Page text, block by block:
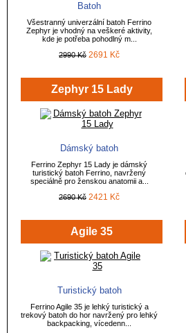
Batoh
Všestranný univerzální batoh Ferrino
Zephyr je vhodný na veškeré aktivity,
kde je potřeba pohodlný m...
2990 Kč 2691 Kč
Zephyr 15 Lady
Dámský batoh
Ferrino Zephyr 15 Lady je dámský
turistický batoh Ferrino, navržený
speciálně pro ženskou anatomii a...
2690 Kč 2421 Kč
Agile 35
Turistický batoh
Ferrino Agile 35 je lehký turistický a
trekový batoh do hor navržený pro lehký
backpacking, vícedenn...